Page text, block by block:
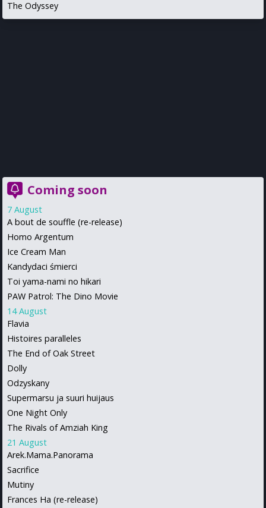
The Odyssey
Coming soon
7 August
A bout de souffle (re-release)
Homo Argentum
Ice Cream Man
Kandydaci śmierci
Toi yama-nami no hikari
PAW Patrol: The Dino Movie
14 August
Flavia
Histoires paralleles
The End of Oak Street
Dolly
Odzyskany
Supermarsu ja suuri huijaus
One Night Only
The Rivals of Amziah King
21 August
Arek.Mama.Panorama
Sacrifice
Mutiny
Frances Ha (re-release)